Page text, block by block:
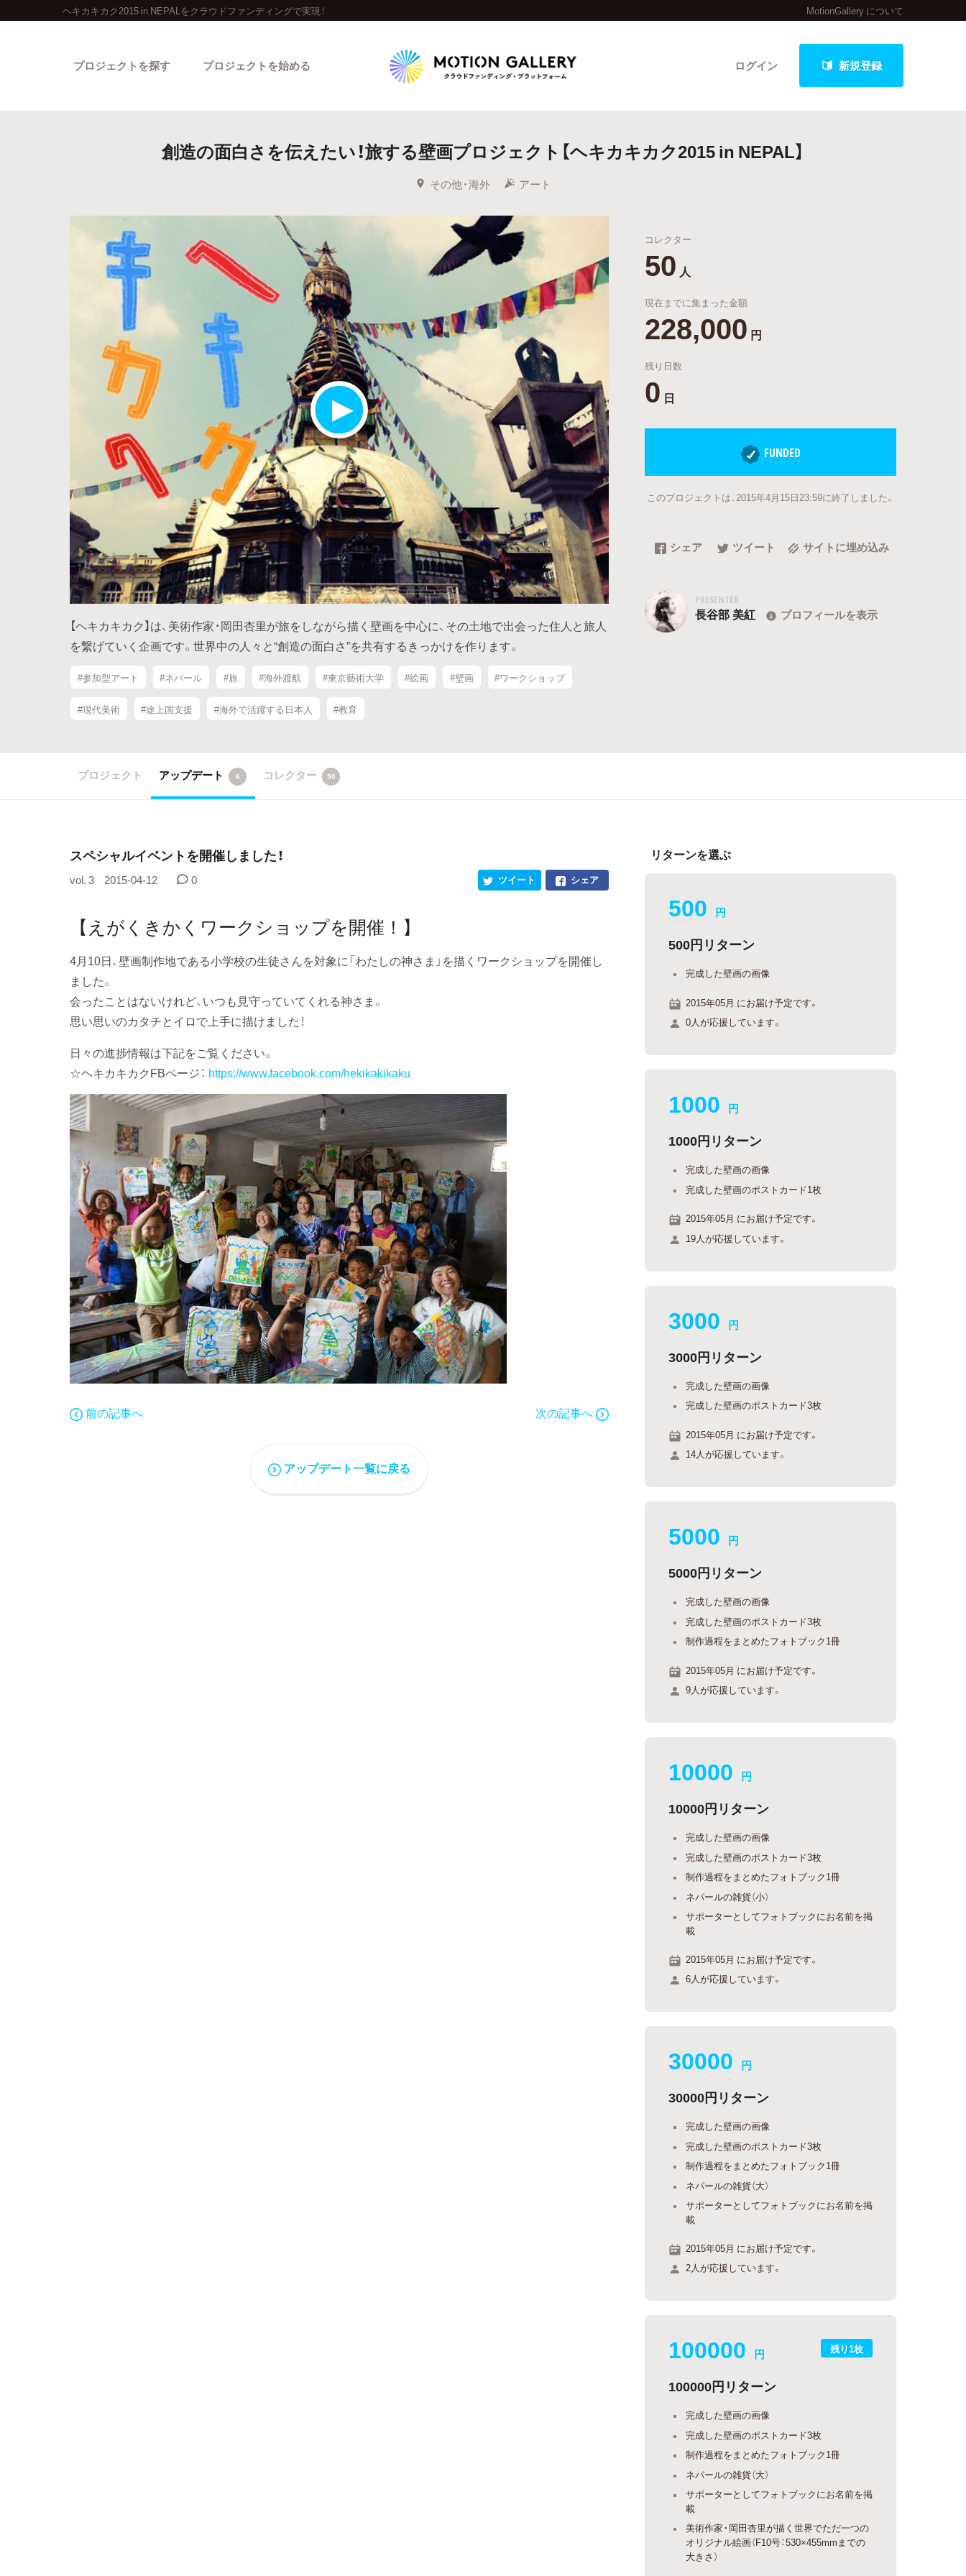
ヘキカキカク2015 in NEPALをクラウドファンディングで実現！ MotionGallery について
ログイン 新規登録
プロジェクトを探す
人気のプロジェクト 新着プロジェクト 終了間近のプロジェクト
Feature
カテゴリーから探す キュレーターから探す 最新進捗報告から探す
Legendary
最新達成プロジェクト 調達額が大きいプロジェクト
プロジェクトを始める
創造の面白さを伝えたい！旅する壁画プロジェクト【ヘキカキカク2015 in NEPAL】
その他・海外 アート
【ヘキカキカク】は、美術作家・岡田杏里が旅をしながら描く壁画を中心に、その土地で出会った住人と旅人
を繋げていく企画です。世界中の人々と“創造の面白さ”を共有するきっかけを作ります。
#参加型アート #ネパール #旅 #海外渡航 #東京藝術大学 #絵画 #壁画 #ワークショップ
#現代美術 #途上国支援 #海外で活躍する日本人 #教育
コレクター
50 人
現在までに集まった金額
228,000 円
残り日数
0 日
FUNDED
このプロジェクトは、2015年4月15日23:59に終了しました。
シェア ツイート サイトに埋め込み
PRESENTER
長谷部 美紅 プロフィールを表示
プロジェクト アップデート 6 コレクター 50
スペシャルイベントを開催しました！
vol. 3 2015-04-12 0 シェア
ツイート
【えがくきかくワークショップを開催！】
4月10日、壁画制作地である小学校の生徒さんを対象に「わたしの神さま」を描くワークショップを開催し
ました。
会ったことはないけれど、いつも見守っていてくれる神さま。
思い思いのカタチとイロで上手に描けました！
日々の進捗情報は下記をご覧ください。
☆ヘキカキカクFBページ： https://www.facebook.com/hekikakikaku
前の記事へ 次の記事へ
アップデート一覧に戻る
リターンを選ぶ
500 円
500円リターン
完成した壁画の画像
2015年05月 にお届け予定です。
0人が応援しています。
1000 円
1000円リターン
完成した壁画の画像
完成した壁画のポストカード1枚
2015年05月 にお届け予定です。
19人が応援しています。
3000 円
3000円リターン
完成した壁画の画像
完成した壁画のポストカード3枚
2015年05月 にお届け予定です。
14人が応援しています。
5000 円
5000円リターン
完成した壁画の画像
完成した壁画のポストカード3枚
制作過程をまとめたフォトブック1冊
2015年05月 にお届け予定です。
9人が応援しています。
10000 円
10000円リターン
完成した壁画の画像
完成した壁画のポストカード3枚
制作過程をまとめたフォトブック1冊
ネパールの雑貨（小）
サポーターとしてフォトブックにお名前を掲
載
2015年05月 にお届け予定です。
6人が応援しています。
30000 円
30000円リターン
完成した壁画の画像
完成した壁画のポストカード3枚
制作過程をまとめたフォトブック1冊
ネパールの雑貨（大）
サポーターとしてフォトブックにお名前を掲
載
2015年05月 にお届け予定です。
2人が応援しています。
残り1枚
100000 円
100000円リターン
完成した壁画の画像
完成した壁画のポストカード3枚
制作過程をまとめたフォトブック1冊
ネパールの雑貨（大）
サポーターとしてフォトブックにお名前を掲
載
美術作家・岡田杏里が描く世界でただ一つの
オリジナル絵画（F10号：530×455mmまでの
大きさ）